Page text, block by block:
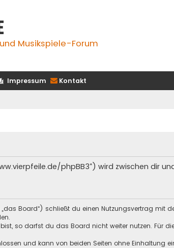
Musikspiele-Forum
Impressum Kontakt
phpBB3“) wird zwischen dir
Board“) schließt du einen Nutzungsvertrag mit
so darfst du das Board nicht weiter nutzen. Für
und kann von beiden Seiten ohne Einhaltung